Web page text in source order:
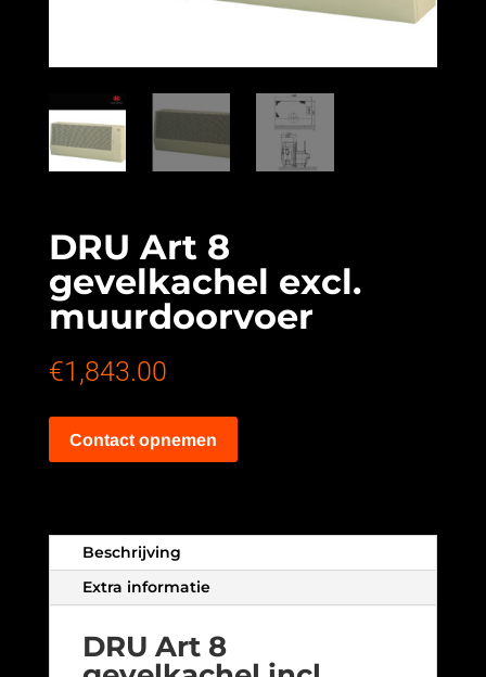
DRU Art 8
gevelkachel excl.
muurdoorvoer
€1,843.00
Contact opnemen
Beschrijving
Extra informatie
DRU Art 8